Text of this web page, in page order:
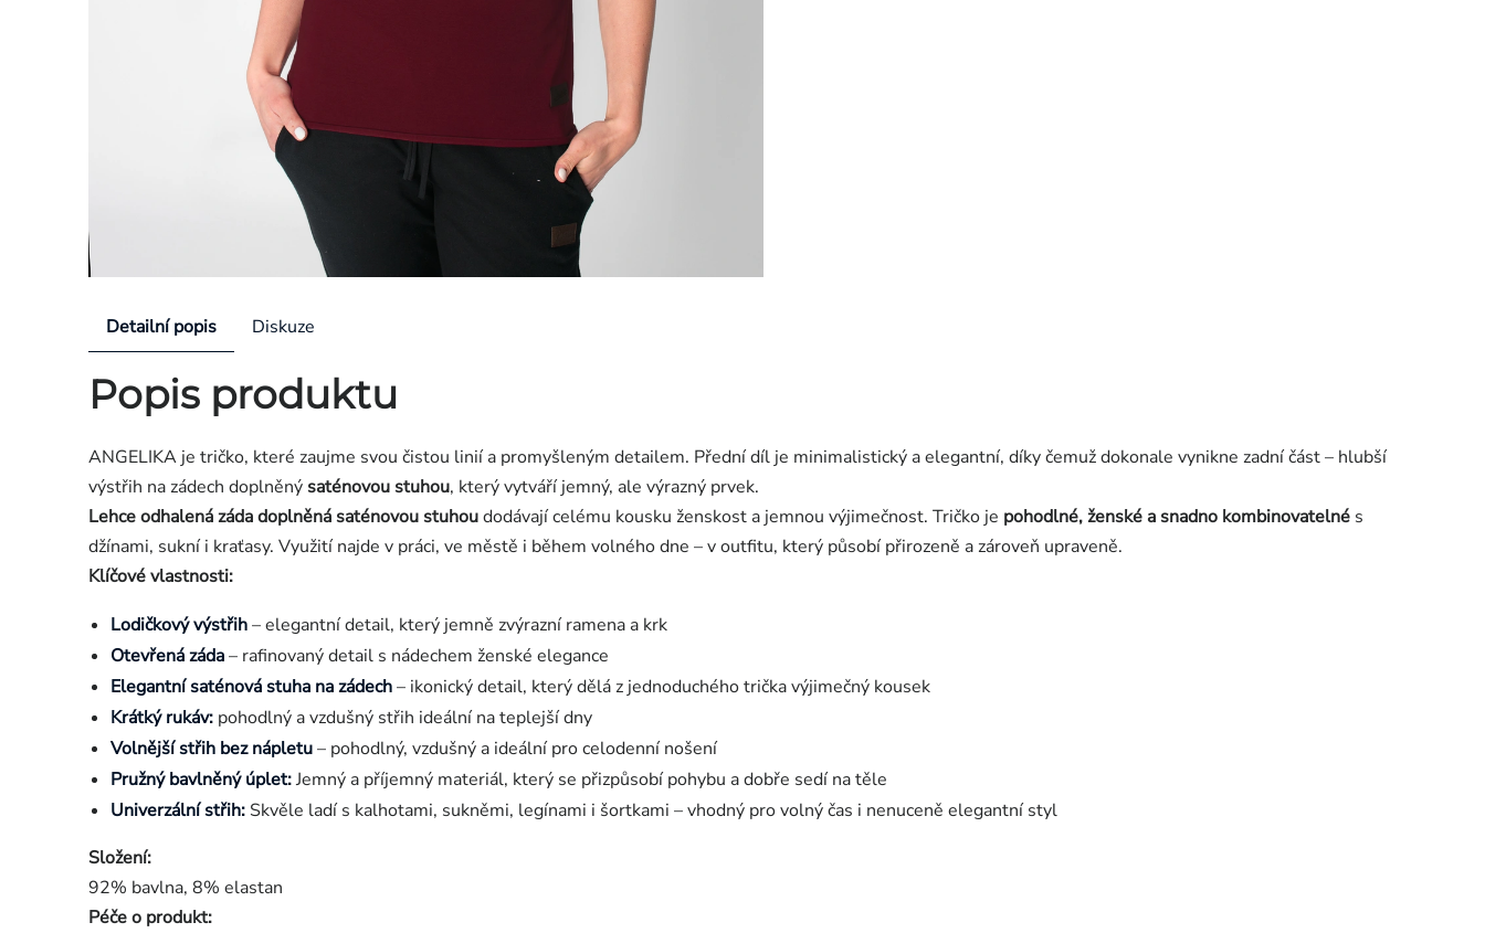
Detailní popis Diskuze
Popis produktu
ANGELIKA je tričko, které zaujme svou čistou linií a promyšleným detailem. Přední díl je minimalistický a elegantní, díky čemuž dokonale vynikne zadní část – hlubší
výstřih na zádech doplněnýsaténovou stuhou, který vytváří jemný, ale výrazný prvek.
Lehce odhalená záda doplněná saténovou stuhoudodávají celému kousku ženskost a jemnou výjimečnost. Tričko je pohodlné, ženské a snadno kombinovatelné s
džínami, sukní i kraťasy. Využití najde v práci, ve městě i během volného dne – v outfitu, který působí přirozeně a zároveň upraveně.
Klíčové vlastnosti:
Lodičkový výstřih– elegantní detail, který jemně zvýrazní ramena a krk
Otevřená záda– rafinovaný detail s nádechem ženské elegance
Elegantní saténová stuha na zádech– ikonický detail, který dělá z jednoduchého trička výjimečný kousek
Krátký rukáv: pohodlný a vzdušný střih ideální na teplejší dny
Volnější střih bez nápletu– pohodlný, vzdušný a ideální pro celodenní nošení
Pružný bavlněný úplet:Jemný a příjemný materiál, který se přizpůsobí pohybu a dobře sedí na těle
Univerzální střih: Skvěle ladí s kalhotami, sukněmi, legínami i šortkami – vhodný pro volný čas i nenuceně elegantní styl
Složení:
92% bavlna, 8% elastan
Péče o produkt: